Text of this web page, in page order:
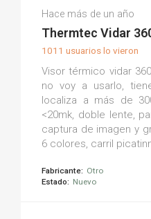
Mario M.
Hace más de un año
Thermtec Vidar
1011 usuarios lo vieron
Visor térmico vidar
no voy a usarlo,
localiza a más de
<20mk, doble lente,
captura de imagen y
6 colores, carril
Fabricante: Otro
Estado: Nuevo